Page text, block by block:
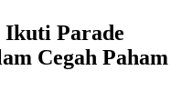
Parade
Cegah Paham